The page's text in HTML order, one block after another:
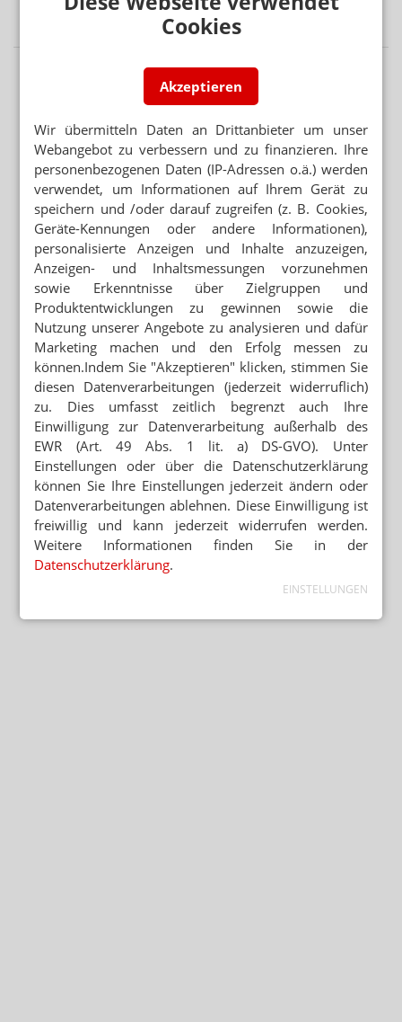
Cookies
Akzeptieren
Wir übermitteln Daten an Drittanbieter um unser
Webangebot zu verbessern und zu finanzieren. Ihre
personenbezogenen Daten (IP-Adressen o.ä.) werden
verwendet, um Informationen auf Ihrem Gerät zu
speichern und /oder darauf zugreifen (z. B. Cookies,
Geräte-Kennungen oder andere Informationen),
personalisierte Anzeigen und Inhalte anzuzeigen,
Anzeigen- und Inhaltsmessungen vorzunehmen
sowie Erkenntnisse über Zielgruppen und
Produktentwicklungen zu gewinnen sowie die
Nutzung unserer Angebote zu analysieren und dafür
Marketing machen und den Erfolg messen zu
können.Indem Sie "Akzeptieren" klicken, stimmen Sie
diesen Datenverarbeitungen (jederzeit widerruflich)
zu. Dies umfasst zeitlich begrenzt auch Ihre
Einwilligung zur Datenverarbeitung außerhalb des
EWR (Art. 49 Abs. 1 lit. a) DS-GVO). Unter
Einstellungen oder über die Datenschutzerklärung
können Sie Ihre Einstellungen jederzeit ändern oder
Datenverarbeitungen ablehnen. Diese Einwilligung ist
freiwillig und kann jederzeit widerrufen werden.
Weitere Informationen finden Sie in der
Datenschutzerklärung.
EINSTELLUNGEN
verboten